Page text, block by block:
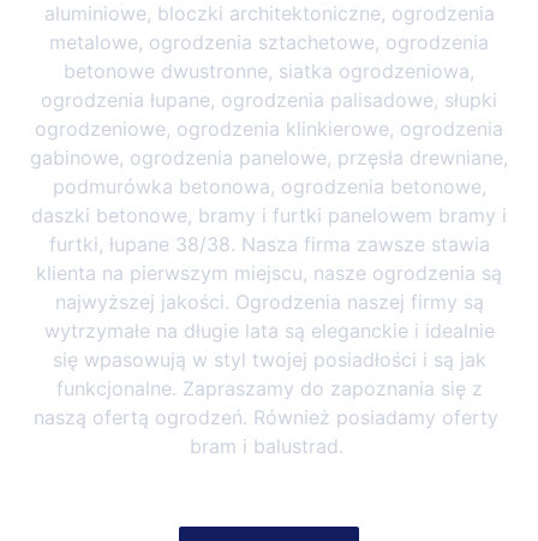
aluminiowe, bloczki architektoniczne, ogrodzenia
metalowe, ogrodzenia sztachetowe, ogrodzenia
betonowe dwustronne, siatka ogrodzeniowa,
ogrodzenia łupane, ogrodzenia palisadowe, słupki
ogrodzeniowe, ogrodzenia klinkierowe, ogrodzenia
gabinowe, ogrodzenia panelowe, przęsła drewniane,
podmurówka betonowa, ogrodzenia betonowe,
daszki betonowe, bramy i furtki panelowem bramy i
furtki, łupane 38/38. Nasza firma zawsze stawia
klienta na pierwszym miejscu, nasze ogrodzenia są
najwyższej jakości. Ogrodzenia naszej firmy są
wytrzymałe na długie lata są eleganckie i idealnie
się wpasowują w styl twojej posiadłości i są jak
funkcjonalne. Zapraszamy do zapoznania się z
naszą ofertą ogrodzeń. Również posiadamy oferty
bram i balustrad.